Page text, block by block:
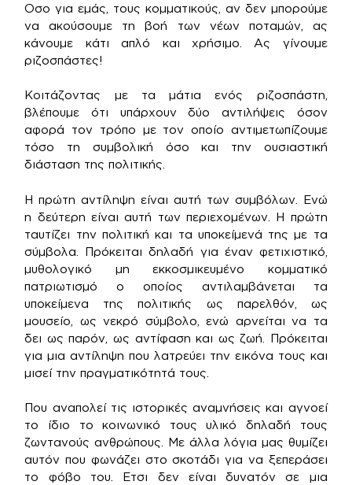
Οσο για εμάς, τους κομματικούς, αν δεν μπορούμε
να ακούσουμε τη βοή των νέων ποταμών, ας
κάνουμε κάτι απλό και χρήσιμο. Ας γίνουμε
ριζοσπάστες!
Κοιτάζοντας με τα μάτια ενός ριζοσπάστη,
βλέπουμε ότι υπάρχουν δύο αντιλήψεις όσον
αφορά τον τρόπο με τον οποίο αντιμετωπίζουμε
τόσο τη συμβολική όσο και την ουσιαστική
διάσταση της πολιτικής.
Η πρώτη αντίληψη είναι αυτή των συμβόλων. Ενώ
η δεύτερη είναι αυτή των περιεχομένων. Η πρώτη
ταυτίζει την πολιτική και τα υποκείμενά της με τα
σύμβολα. Πρόκειται δηλαδή για έναν φετιχιστικό,
μυθολογικό μη εκκοσμικευμένο κομματικό
πατριωτισμό ο οποίος αντιλαμβάνεται τα
υποκείμενα της πολιτικής ως παρελθόν, ως
μουσείο, ως νεκρό σύμβολο, ενώ αρνείται να τα
δει ως παρόν, ως αντίφαση και ως ζωή. Πρόκειται
για μια αντίληψη που λατρεύει την εικόνα τους και
μισεί την πραγματικότητά τους.
Που αναπολεί τις ιστορικές αναμνήσεις και αγνοεί
το ίδιο το κοινωνικό τους υλικό δηλαδή τους
ζωντανούς ανθρώπους. Με άλλα λόγια μας θυμίζει
αυτόν που φωνάζει στο σκοτάδι για να ξεπεράσει
το φόβο του. Ετσι δεν είναι δυνατόν σε μια